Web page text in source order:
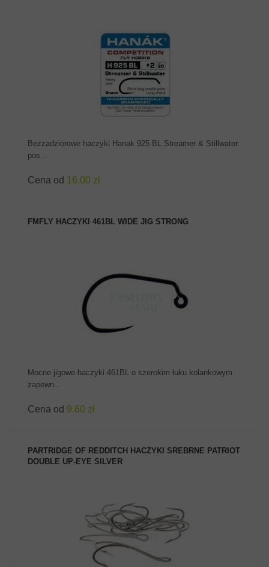
ZOBACZ PRODUKT
Bezzadziorowe haczyki Hanak 925 BL Streamer & Stillwater
pos...
Cena od 16.00 zł
FMFLY HACZYKI 461BL WIDE JIG STRONG
ZOBACZ PRODUKT
Mocne jigowe haczyki 461BL o szerokim łuku kolankowym
zapewn...
Cena od 9.60 zł
PARTRIDGE OF REDDITCH HACZYKI SREBRNE PATRIOT
DOUBLE UP-EYE SILVER
ZOBACZ PRODUKT